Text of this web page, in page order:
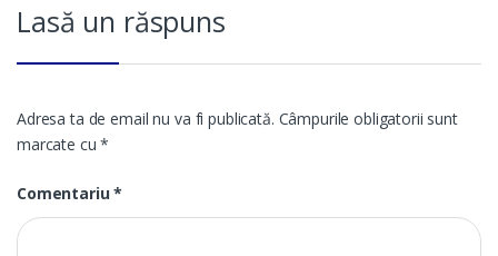
Lasă un răspuns
Adresa ta de email nu va fi publicată. Câmpurile obligatorii sunt
marcate cu*
Comentariu*